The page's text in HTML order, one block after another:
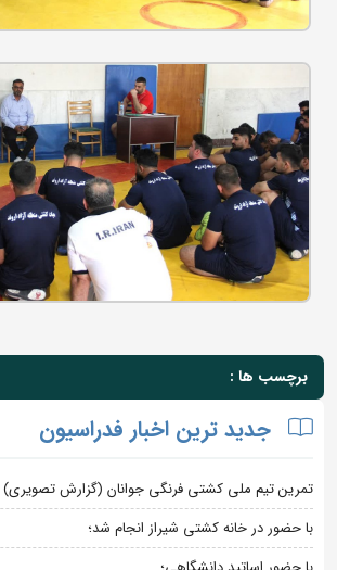
برچسب ها :
جدید ترین اخبار فدراسیون
تمرین تیم ملی کشتی فرنگی جوانان (گزارش تصویری)
با حضور در خانه کشتی شیراز انجام شد؛